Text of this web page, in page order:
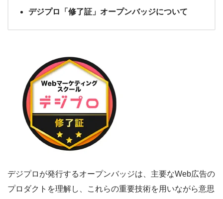
デジプロ「修了証」オープンバッジについて
デジプロが発行するオープンバッジは、主要なWeb広告の
プロダクトを理解し、これらの重要技術を用いながら意思